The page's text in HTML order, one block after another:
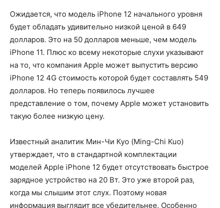
Ожидается, что модель iPhone 12 начального уровня
будет обладать удивительно низкой ценой в 649
долларов. Это на 50 долларов меньше, чем модель
iPhone 11. Плюс ко всему некоторые слухи указывают
на то, что компания Apple может выпустить версию
iPhone 12 4G стоимость которой будет составлять 549
долларов. Но теперь появилось лучшее
представление о том, почему Apple может установить
такую более низкую цену.
Известный аналитик Мин-Чи Куо (Ming-Chi Kuo)
утверждает, что в стандартной комплектации
моделей Apple iPhone 12 будет отсутствовать быстрое
зарядное устройство на 20 Вт. Это уже второй раз,
когда мы слышим этот слух. Поэтому новая
информация выглядит все убедительнее. Особенно